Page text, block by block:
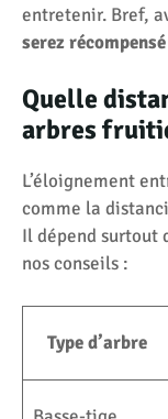
entretenir. Bref,
serez
Quelle
arbres
L’éloignement
comme la
Il dépend surtout
nos conseils :
Type d’arbre